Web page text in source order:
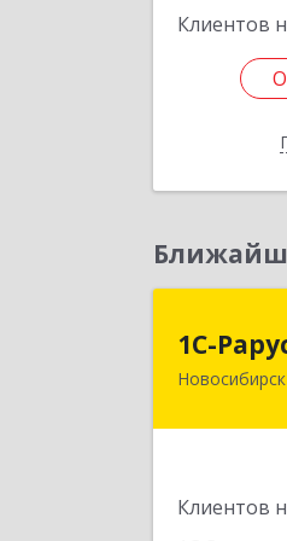
Клиентов
1С-
Новосибирск
Клиентов